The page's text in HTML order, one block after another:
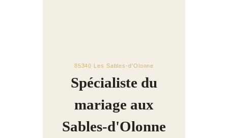
85340 Les Sables-d'Olonne
Spécialiste du
mariage aux
Sables-d'Olonne